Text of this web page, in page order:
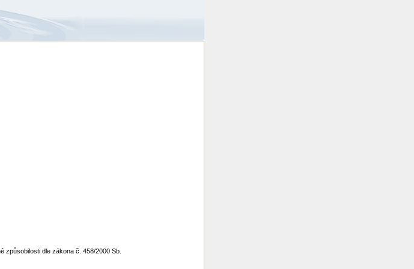
způsobilosti dle zákona č. 458/2000 Sb.